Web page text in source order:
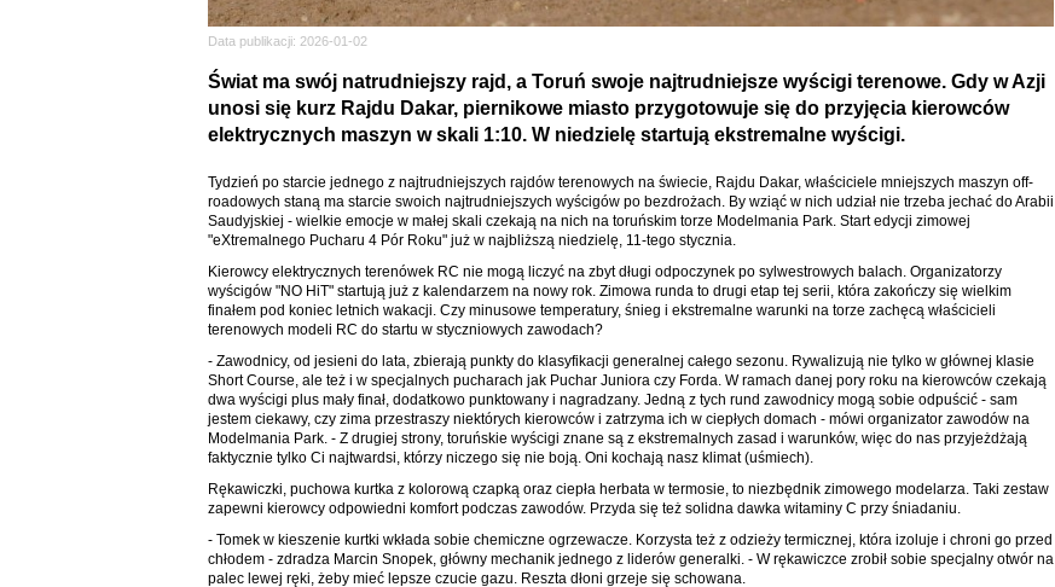
Data publikacji: 2026-01-02
Świat ma swój natrudniejszy rajd, a Toruń swoje najtrudniejsze wyścigi terenowe. Gdy w Azji
unosi się kurz Rajdu Dakar, piernikowe miasto przygotowuje się do przyjęcia kierowców
elektrycznych maszyn w skali 1:10. W niedzielę startują ekstremalne wyścigi.
Tydzień po starcie jednego z najtrudniejszych rajdów terenowych na świecie, Rajdu Dakar, właściciele mniejszych maszyn off-
roadowych staną ma starcie swoich najtrudniejszych wyścigów po bezdrożach. By wziąć w nich udział nie trzeba jechać do Arabii
Saudyjskiej - wielkie emocje w małej skali czekają na nich na toruńskim torze Modelmania Park. Start edycji zimowej
"eXtremalnego Pucharu 4 Pór Roku" już w najbliższą niedzielę, 11-tego stycznia.
Kierowcy elektrycznych terenówek RC nie mogą liczyć na zbyt długi odpoczynek po sylwestrowych balach. Organizatorzy
wyścigów "NO HiT" startują już z kalendarzem na nowy rok. Zimowa runda to drugi etap tej serii, która zakończy się wielkim
finałem pod koniec letnich wakacji. Czy minusowe temperatury, śnieg i ekstremalne warunki na torze zachęcą właścicieli
terenowych modeli RC do startu w styczniowych zawodach?
- Zawodnicy, od jesieni do lata, zbierają punkty do klasyfikacji generalnej całego sezonu. Rywalizują nie tylko w głównej klasie
Short Course, ale też i w specjalnych pucharach jak Puchar Juniora czy Forda. W ramach danej pory roku na kierowców czekają
dwa wyścigi plus mały finał, dodatkowo punktowany i nagradzany. Jedną z tych rund zawodnicy mogą sobie odpuścić - sam
jestem ciekawy, czy zima przestraszy niektórych kierowców i zatrzyma ich w ciepłych domach - mówi organizator zawodów na
Modelmania Park. - Z drugiej strony, toruńskie wyścigi znane są z ekstremalnych zasad i warunków, więc do nas przyjeżdżają
faktycznie tylko Ci najtwardsi, którzy niczego się nie boją. Oni kochają nasz klimat (uśmiech).
Rękawiczki, puchowa kurtka z kolorową czapką oraz ciepła herbata w termosie, to niezbędnik zimowego modelarza. Taki zestaw
zapewni kierowcy odpowiedni komfort podczas zawodów. Przyda się też solidna dawka witaminy C przy śniadaniu.
- Tomek w kieszenie kurtki wkłada sobie chemiczne ogrzewacze. Korzysta też z odzieży termicznej, która izoluje i chroni go przed
chłodem - zdradza Marcin Snopek, główny mechanik jednego z liderów generalki. - W rękawiczce zrobił sobie specjalny otwór na
palec lewej ręki, żeby mieć lepsze czucie gazu. Reszta dłoni grzeje się schowana.